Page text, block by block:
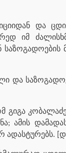
და
იმ
გიგა
ამის